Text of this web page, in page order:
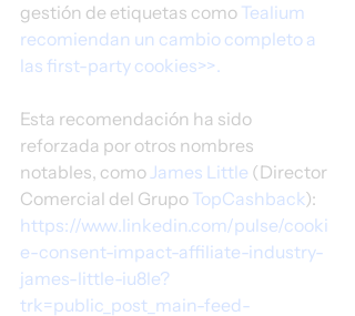
gestión de etiquetas como Tealium
recomiendan un cambio completo a
las first-party cookies>>.
Esta recomendación ha sido
reforzada por otros nombres
notables, como James Little (Director
Comercial del Grupo TopCashback):
https://www.linkedin.com/pulse/cooki
e-consent-impact-affiliate-industry-
james-little-iu8le?
trk=public_post_main-feed-